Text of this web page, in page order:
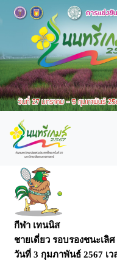
กีฬา เทนนิส
ชายเดี่ยว รอบรองชนะเลิศ
วันที่ 3 กุมภาพันธ์ 2567 เว